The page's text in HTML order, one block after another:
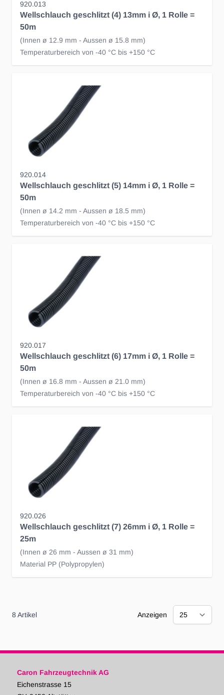
920.013
Wellschlauch geschlitzt (4) 13mm i Ø, 1 Rolle =
50m
(Innen ø 12.9 mm - Aussen ø 15.8 mm)
Temperaturbereich von -40 °C bis +150 °C
920.014
Wellschlauch geschlitzt (5) 14mm i Ø, 1 Rolle =
50m
(Innen ø 14.2 mm - Aussen ø 18.5 mm)
Temperaturbereich von -40 °C bis +150 °C
920.017
Wellschlauch geschlitzt (6) 17mm i Ø, 1 Rolle =
50m
(Innen ø 16.8 mm - Aussen ø 21.0 mm)
Temperaturbereich von -40 °C bis +150 °C
920.026
Wellschlauch geschlitzt (7) 26mm i Ø, 1 Rolle =
25m
(Innen ø 26 mm - Aussen ø 31 mm)
Material PP (Polypropylen)
8Artikel Anzeigen
Caron Fahrzeugtechnik AG
Eichenstrasse 15